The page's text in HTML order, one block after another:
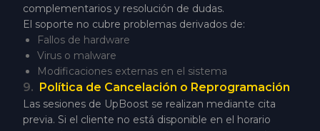
complementarios y resolución de dudas.
El soporte no cubre problemas derivados de:
Fallos de hardware
Virus o malware
Modificaciones externas en el sistema
9. Política de Cancelación o Reprogramación
Las sesiones de UpBoost se realizan mediante cita
previa. Si el cliente no está disponible en el horario